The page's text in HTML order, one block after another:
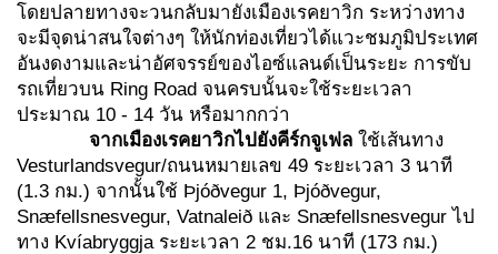
โดยปลายทางจะวนกลับมายังเมืองเรคยาวิก ระหว่างทาง
จะมีจุดน่าสนใจต่างๆ ให้นักท่องเที่ยวได้แวะชมภูมิประเทศ
อันงดงามและน่าอัศจรรย์ของไอซ์แลนด์เป็นระยะ การขับ
รถเที่ยวบน Ring Road จนครบนั้นจะใช้ระยะเวลา
ประมาณ 10 - 14 วัน หรือมากกว่า
จากเมืองเรคยาวิกไปยังคีร์กจูเฟล ใช้เส้นทาง
Vesturlandsvegur/ถนนหมายเลข 49 ระยะเวลา 3 นาที
(1.3 กม.) จากนั้นใช้ Þjóðvegur 1, Þjóðvegur,
Snæfellsnesvegur, Vatnaleið และ Snæfellsnesvegur ไป
ทาง Kvíabryggja ระยะเวลา 2 ชม.16 นาที (173 กม.)